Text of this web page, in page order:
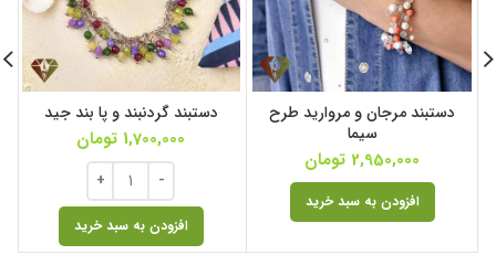
دستبند مرجان و مروارید طرح
سیما
2,950,000 تومان
افزودن به سبد خرید
دستبند گردنبند و پا بند جید
1,700,000 تومان
افزودن به سبد خرید